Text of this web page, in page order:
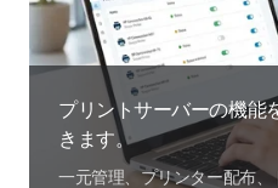
プリントサーバーの機能
きます。
一元管理、プリンター配布